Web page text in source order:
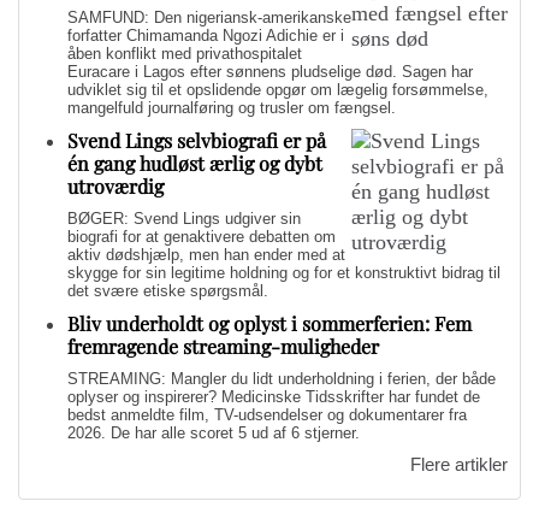
SAMFUND: Den nigeriansk-amerikanske
forfatter Chimamanda Ngozi Adichie er i
åben konflikt med privathospitalet
Euracare i Lagos efter sønnens pludselige død. Sagen har
udviklet sig til et opslidende opgør om lægelig forsømmelse,
mangelfuld journalføring og trusler om fængsel.
Svend Lings selvbiografi er på
én gang hudløst ærlig og dybt
utroværdig
BØGER: Svend Lings udgiver sin
biografi for at genaktivere debatten om
aktiv dødshjælp, men han ender med at
skygge for sin legitime holdning og for et konstruktivt bidrag til
det svære etiske spørgsmål.
Bliv underholdt og oplyst i sommerferien: Fem
fremragende streaming-muligheder
STREAMING: Mangler du lidt underholdning i ferien, der både
oplyser og inspirerer? Medicinske Tidsskrifter har fundet de
bedst anmeldte film, TV-udsendelser og dokumentarer fra
2026. De har alle scoret 5 ud af 6 stjerner.
Flere artikler